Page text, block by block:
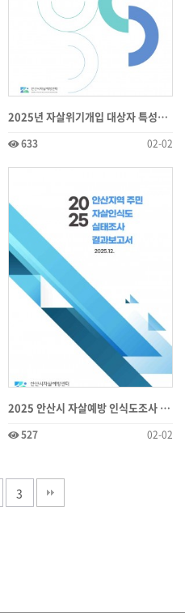
2025년 자살위기개입 대상자 특성조사 보고서
633 02-02
2025 안산시 자살예방 인식도조사 결과보고서
527 02-02
3